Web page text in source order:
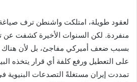
لعقود طويلة، امتلكت واشنطن ترف صياغة
منفردة. لكن السنوات الأخيرة كشفت عن
بسبب ضعف أميركي مفاجئ، بل لأن هناك
على التعطيل ورفع كلفة أي قرار يتخذه
تمددت إيران مستغلةً التصدعات